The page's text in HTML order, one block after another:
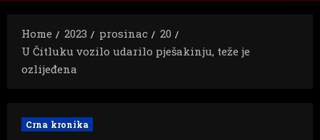
Home
2023 prosinac
20
U Čitluku vozilo udarilo pješakinju, teže je
ozlijeđena
Crna kronika